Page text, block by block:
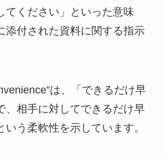
てください」といった意味
添付された資料に関する指示
は、「できるだけ早
、相手に対してできるだけ早
いう柔軟性を示しています。